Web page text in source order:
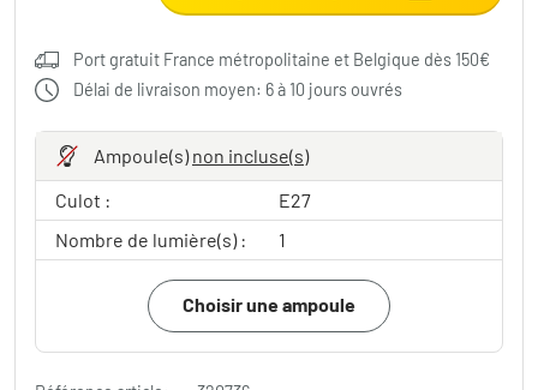
Port gratuit France métropolitaine et Belgique dès 150€
Délai de livraison moyen: 6 à 10 jours ouvrés
Ampoule(s)non incluse(s)
Culot :
E27
Nombre de lumière(s) :
1
Choisir une ampoule